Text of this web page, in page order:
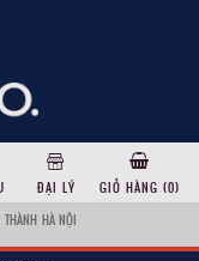
ĐẠI LÝ GIỎ HÀNG (0)
HÀ NỘI